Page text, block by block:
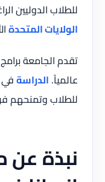
للطلاب الدوليين
الولايات المتحدة
تقدم الجامعة
عالمياً. الدراسةفي
للطلاب وتمنحهم
نبذة عن